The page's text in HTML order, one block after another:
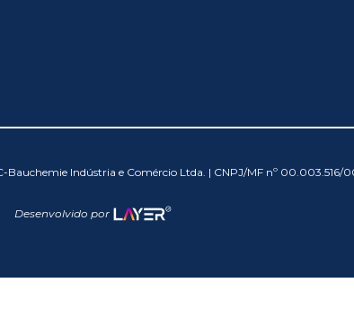
Bauchemie Indústria e Comércio Ltda. | CNPJ/MF nº 00.003.516/
Desenvolvido por